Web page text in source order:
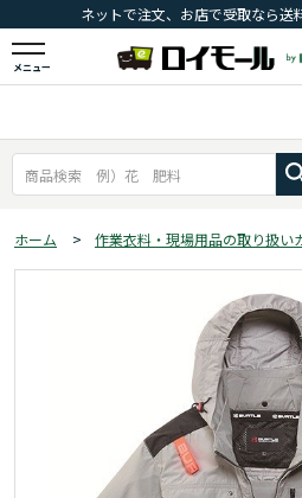
ネットで注文、お店で受取なら送
メニュー
ホーム > 作業衣料・現場用品の取り扱い